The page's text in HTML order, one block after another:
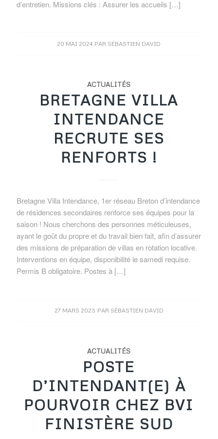
d’entretien. Missions clés : Assurer les accueils […]
20 MAI 2024 PAR SÉBASTIEN DAVID
ACTUALITÉS
BRETAGNE VILLA
INTENDANCE
RECRUTE SES
RENFORTS !
Bretagne Villa Intendance, 1er réseau Breton d’intendance
de résidences secondaires renforce ses équipes pour la
saison ! Nous cherchons des personnes méticuleuses,
ayant le goût du propre et du travail bien fait, afin d’assurer
des missions de préparation de villas en rotation locative.
Interventions en équipe, disponibilité le samedi requise.
Permis B obligatoire. Postes à […]
27 MARS 2023 PAR SÉBASTIEN DAVID
ACTUALITÉS
POSTE
D’INTENDANT(E) À
POURVOIR CHEZ BVI
FINISTÈRE SUD